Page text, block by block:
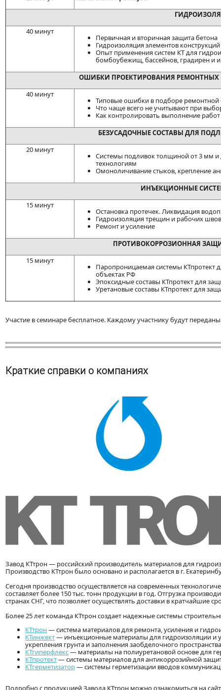
40 минут
Первичная и вторичная защита бетона
Гидроизоляция элементов
Опыт применения систем КТ для
бомбоубежищ, бассейнов, градирен и
ОШИБКИ ПРОЕКТИРОВАНИЯ
40 минут
Типовые ошибки в подборе ремонтной
Что чаще всего не учитывают при
Как контролировать выполнение
БЕЗУСАДОЧНЫЕ СОСТАВЫ ДЛЯ
20 минут
Системы подливок толщиной от 3 мм и
технологиям
Омоноличивание стыков, крепление
ИНЪЕКЦИОННЫЕ
15 минут
Остановка протечек. Ликвидация
Гидроизоляция трещин и рабочих
Ремонт и усиление
ПРОТИВОКОРРОЗИОННАЯ
15 минут
Паропроницаемая системы КТпротект
объектах РФ
Эпоксидные составы КТпротект для
Уретановые составы КТпротект для
Участие в семинаре бесплатное. Каждому участнику будут
Краткие справки о компаниях
Завод КТтрон — российский производитель материалов для
Производство КТтрон было основано и располагается в г.
Сегодня производство осуществляется на современных
составляет более 150 тыс. тонн продукции в год. Отгрузка
странах СНГ, что позволяет осуществлять доставки в кратчайшие
Более 25 лет команда КТтрон создает надежные системы
КТтрон— система материалов для ремонта, усиления и
КТинжект— инъекционные материалы для гидроизоляции и
укрепления грунта и заполнения заобделочного
КТгиперфлекс— материалы на полиуретановой основе для
КТпротект— системы материалов для антикоррозийной
КТгерметизатор— системы герметизации вводов
Подробно с продукцией Завода КТтрон можно ознакомиться на